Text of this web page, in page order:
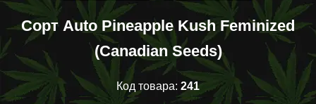
Сорт Auto Pineapple Kush Feminized
(Canadian Seeds)
Код товара: 241